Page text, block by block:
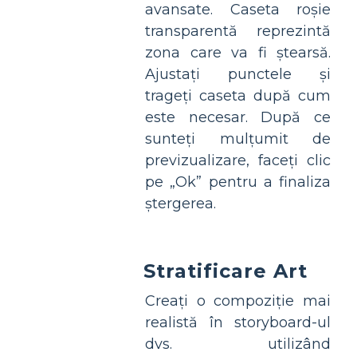
avansate. Caseta roșie
transparentă reprezintă
zona care va fi ștearsă.
Ajustați punctele și
trageți caseta după cum
este necesar. După ce
sunteți mulțumit de
previzualizare, faceți clic
pe „Ok” pentru a finaliza
ștergerea.
Stratificare Art
Creați o compoziție mai
realistă în storyboard-ul
dvs. utilizând